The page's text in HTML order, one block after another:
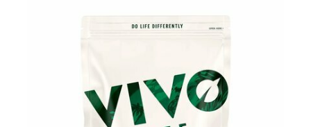
Un café riche avec un soupçon de caramel pour un
moment de pure détente… ou de concentration avant le